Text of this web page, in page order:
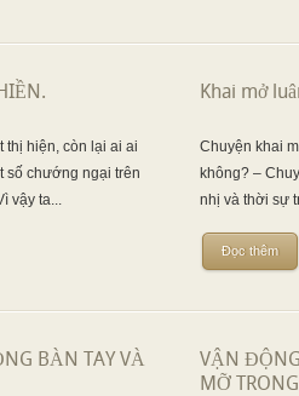
thị hiện, còn lại ai ai
số chướng ngại trên
vậy ta...
Khai mở
Chuyện khai
không? –
nhị và thời sự
Đọc thêm
BÀN TAY VÀ
VẬN
MỠ